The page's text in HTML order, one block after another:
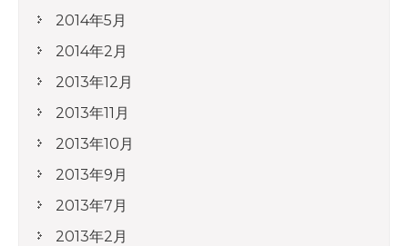
2014年5月
2014年2月
2013年12月
2013年11月
2013年10月
2013年9月
2013年7月
2013年2月